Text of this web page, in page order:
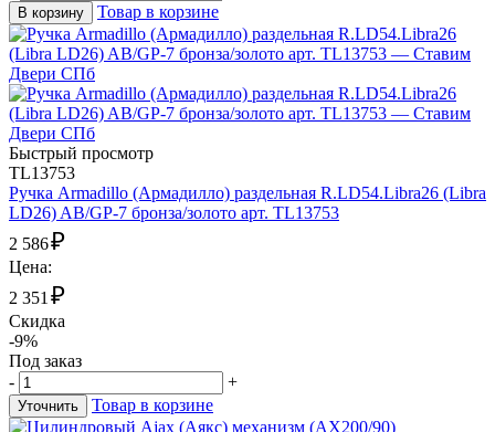
В корзину Товар в корзине
Быстрый просмотр
TL13753
Ручка Armadillo (Армадилло) раздельная R.LD54.Libra26 (Libra
LD26) AB/GP-7 бронза/золото арт. TL13753
2 586₽
Цена:
2 351₽
Скидка
-9%
Под заказ
-
+
Уточнить Товар в корзине